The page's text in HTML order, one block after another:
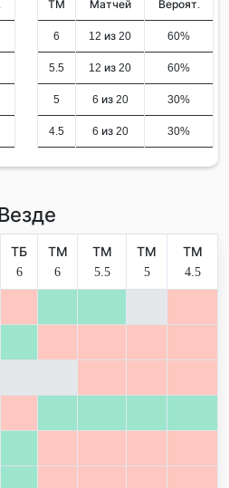
ТМ Матчей Вероят.
6 12 из 20 60%
5.5 12 из 20 60%
5 6 из 20 30%
4.5 6 из 20 30%
ТБ
6
ТМ
6
ТМ
5.5
ТМ
5
ТМ
4.5